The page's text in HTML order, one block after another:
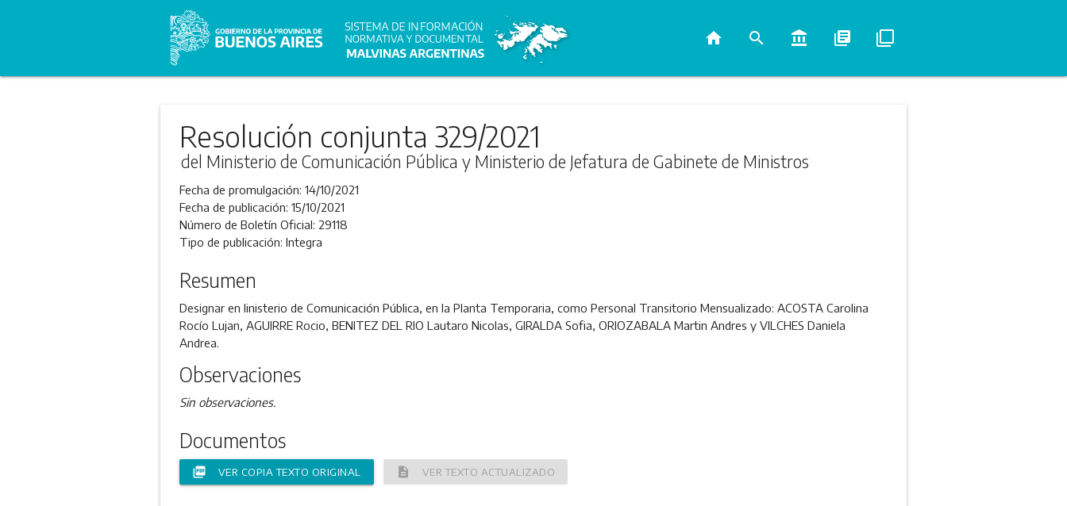
home search account_balance library_books filter_none
Resolución conjunta 329/2021
del Ministerio de Comunicación Pública y Ministerio de Jefatura de Gabinete de Ministros
Fecha de promulgación: 14/10/2021
Fecha de publicación: 15/10/2021
Número de Boletín Oficial: 29118
Tipo de publicación: Integra
Resumen
Designar en linisterio de Comunicación Pública, en la Planta Temporaria, como Personal Transitorio Mensualizado: ACOSTA Carolina
Rocío Lujan, AGUIRRE Rocio, BENITEZ DEL RIO Lautaro Nicolas, GIRALDA Sofia, ORIOZABALA Martin Andres y VILCHES Daniela
Andrea.
Observaciones
Sin observaciones.
Documentos
picture_as_pdf VER COPIA TEXTO ORIGINAL description VER TEXTO ACTUALIZADO